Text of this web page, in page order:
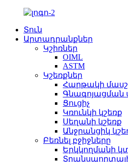
Տուն
Արտադրանքներ
Կշիռներ
OIML
ASTM
Կշեռքներ
Հարթակի
Գնագոյացման
Ցուցիչ
Կռունկի կշեռք
Սեղանի կշեռք
Անջրանցիկ
Բեռնել բջիջները
Երկկողմանի